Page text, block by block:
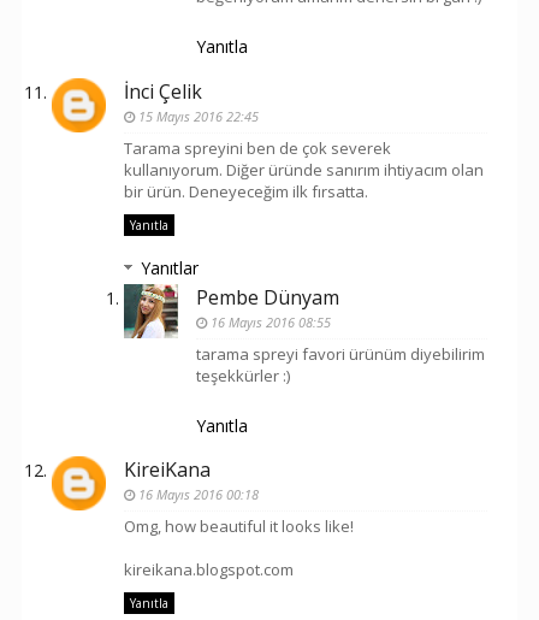
Yanıtla
İnci Çelik
15 Mayıs 2016 22:45
Tarama spreyini ben de çok severek
kullanıyorum. Diğer üründe sanırım ihtiyacım olan
bir ürün. Deneyeceğim ilk fırsatta.
Yanıtla
Yanıtlar
Pembe Dünyam
16 Mayıs 2016 08:55
tarama spreyi favori ürünüm diyebilirim
teşekkürler :)
Yanıtla
KireiKana
16 Mayıs 2016 00:18
Omg, how beautiful it looks like!
kireikana.blogspot.com
Yanıtla